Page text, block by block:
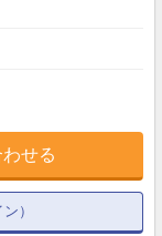
せる
）